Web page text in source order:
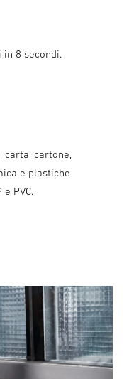
8 secondi.
cartone,
e plastiche
PVC.